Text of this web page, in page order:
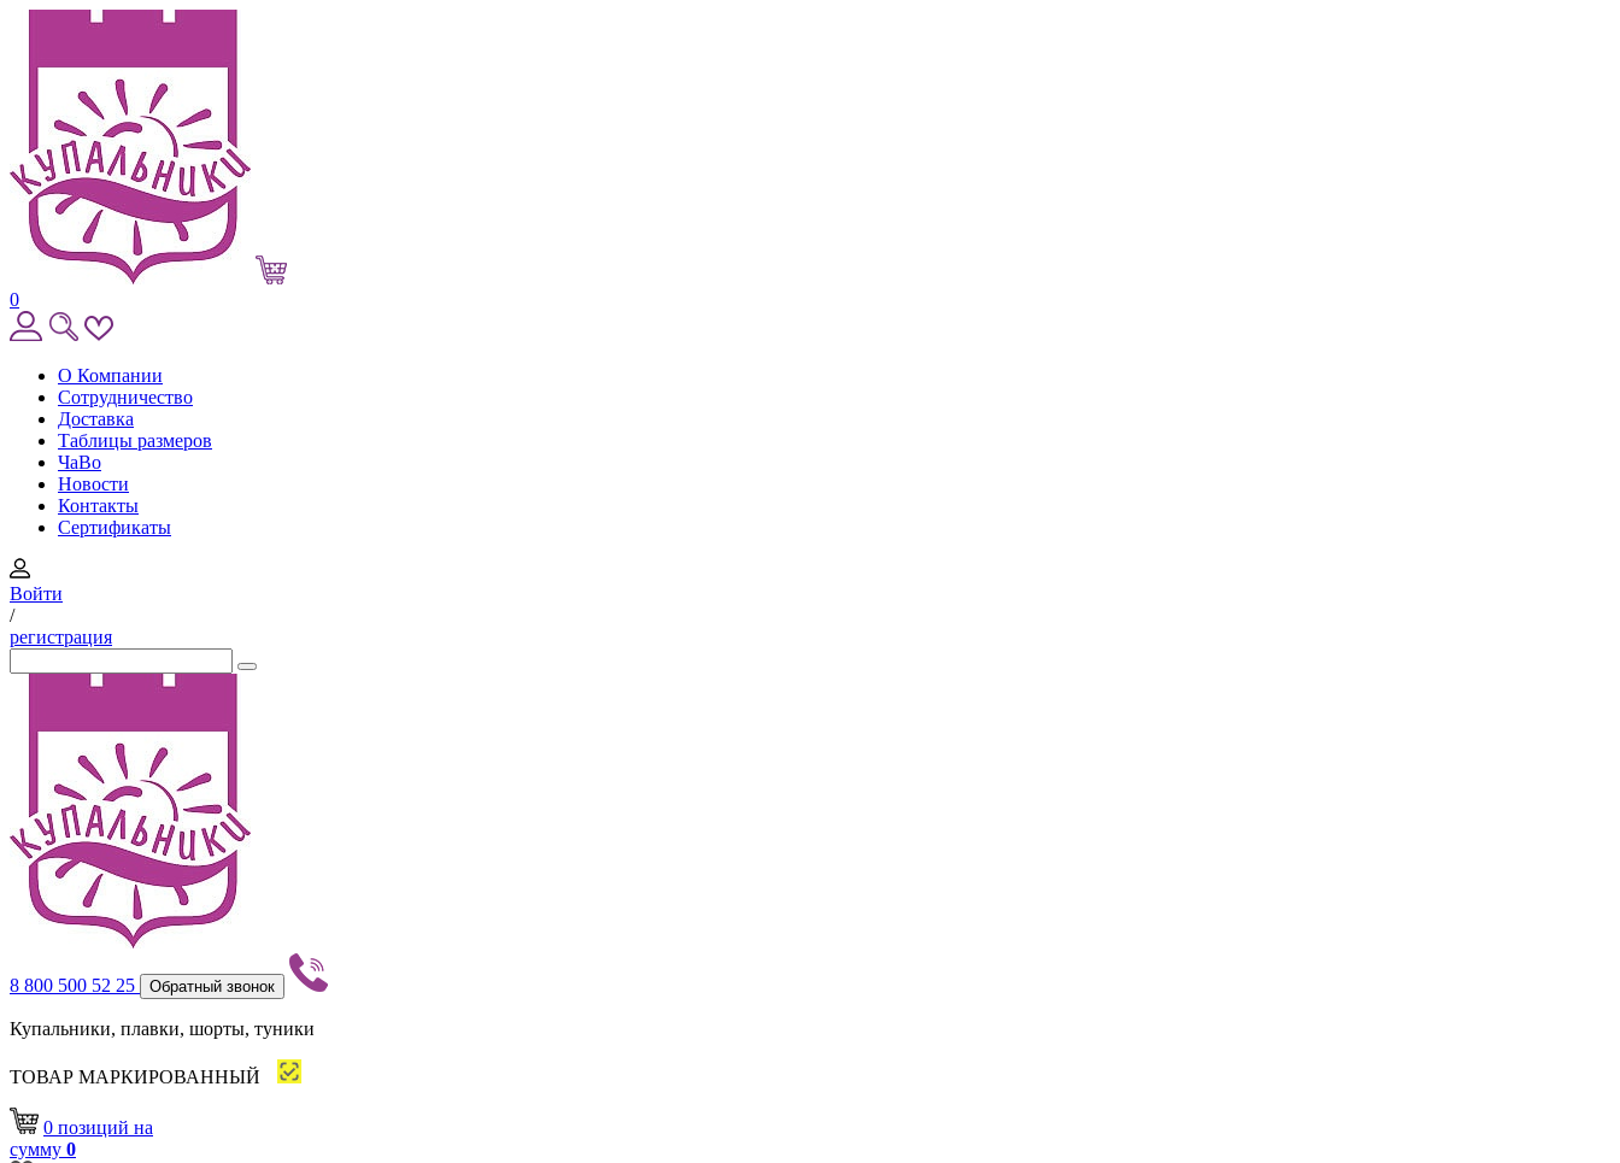
0
О Компании
Сотрудничество
Доставка
Таблицы размеров
ЧаВо
Новости
Контакты
Сертификаты
Войти
/
регистрация
8 800 500 52 25 Обратный звонок
Купальники, плавки, шорты, туники
ТОВАР МАРКИРОВАННЫЙ
0 позиций на
сумму 0